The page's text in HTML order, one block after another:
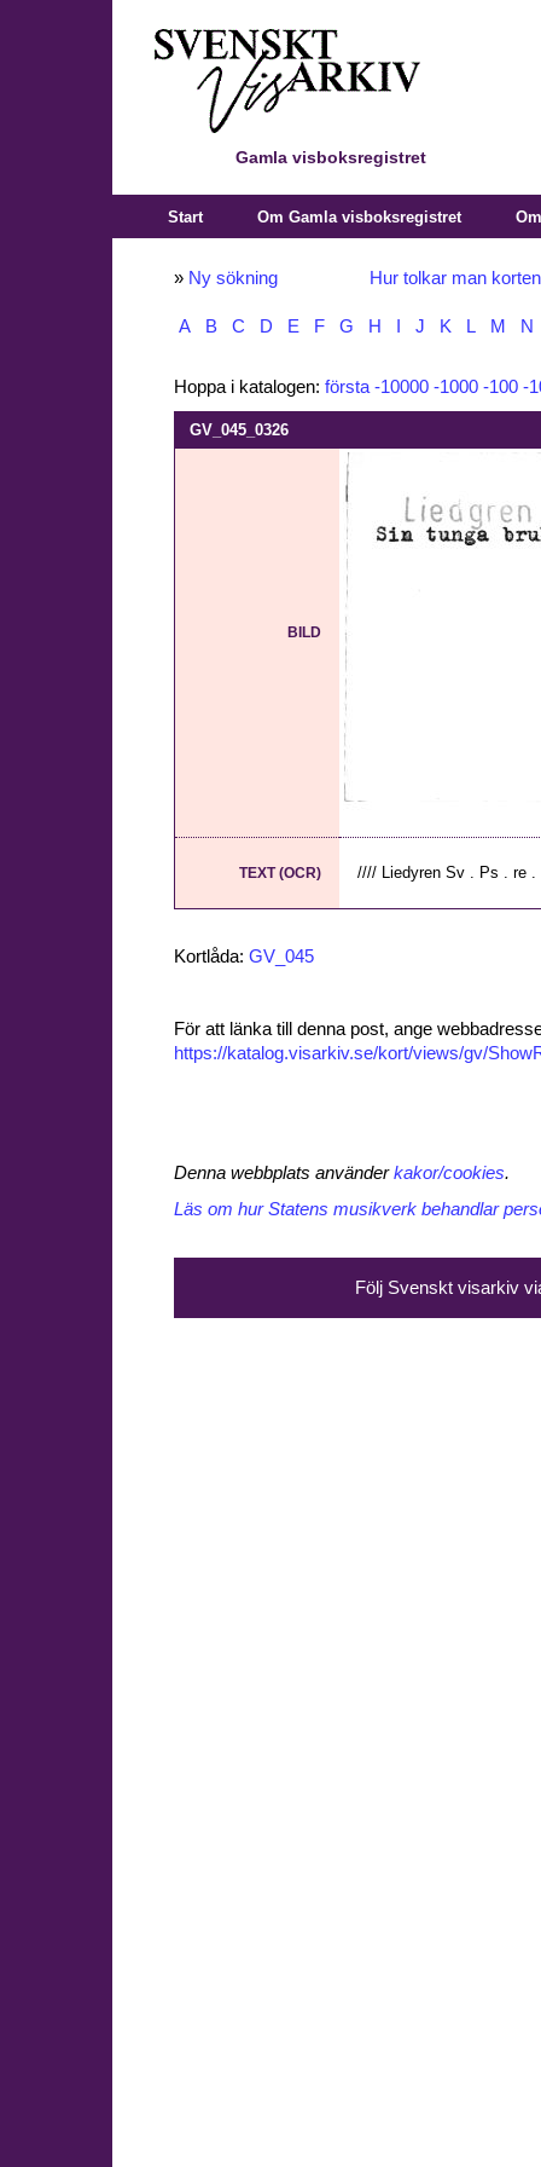
Gamla visboksregistret
Start Om Gamla visboksregistret
» Ny sökning Hur tolkar man
A B C D E F G H J K L M N
Hoppa i katalogen: första -10000 -1000 -100 -
GV_045_0326
BILD
TEXT (OCR) //// Liedyren Sv . Ps . re
Kortlåda: GV_045
För att länka till denna post, ange
https://katalog.visarkiv.se/kort/views/gv/
Denna webbplats använderkakor/cookies.
Läs om hur Statens musikverk behandlar
Följ Svenskt visarkiv